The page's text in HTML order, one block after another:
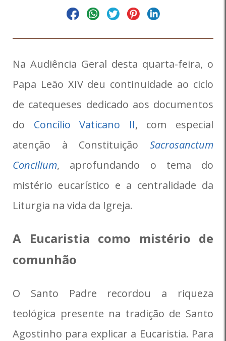
Na Audiência Geral desta quarta-feira, o
Papa Leão XIV deu continuidade ao ciclo
de catequeses dedicado aos documentos
do Concílio Vaticano II, com especial
atenção à Constituição Sacrosanctum
Concilium, aprofundando o tema do
mistério eucarístico e a centralidade da
Liturgia na vida da Igreja.
A Eucaristia como mistério de
comunhão
O Santo Padre recordou a riqueza
teológica presente na tradição de Santo
Agostinho para explicar a Eucaristia. Para